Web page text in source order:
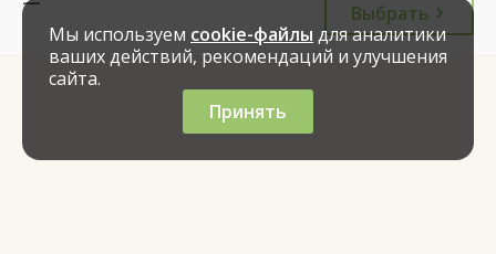
Выбрать
Мы используем cookie-файлы для аналитики
ваших действий, рекомендаций и улучшения
сайта.
Принять